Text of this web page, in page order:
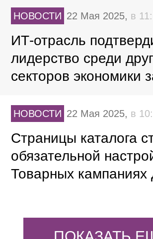
НОВОСТИ 22 Мая 2025, в
ИТ-отрасль
лидерство среди
секторов экономики
НОВОСТИ 22 Мая 2025, в
Страницы каталога
обязательной
Товарных кампаниях